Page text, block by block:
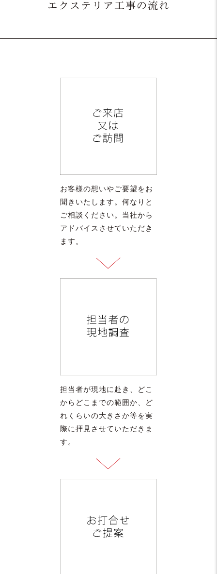
エクステリア工事の流れ
お客様の想いやご要望をお
聞きいたします。何なりと
ご相談ください。当社から
アドバイスさせていただき
ます。
担当者が現地に赴き、どこ
からどこまでの範囲か、ど
れくらいの大きさか等を実
際に拝見させていただきま
す。